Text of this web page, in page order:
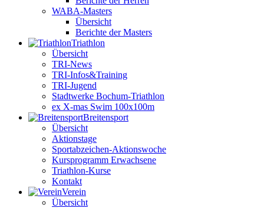
WABA-Masters
Übersicht
Berichte der Masters
Triathlon
Übersicht
TRI-News
TRI-Infos&Training
TRI-Jugend
Stadtwerke Bochum-Triathlon
ex X-mas Swim 100x100m
Breiten­sport
Übersicht
Aktionstage
Sportabzeichen-Aktionswoche
Kursprogramm Erwachsene
Triathlon-Kurse
Kontakt
Verein
Übersicht